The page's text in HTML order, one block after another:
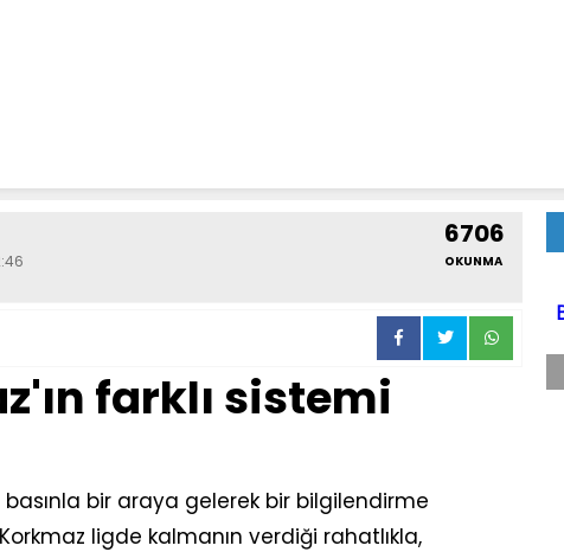
6706
OKUNMA
farklı sistemi
basınla bir araya gelerek bir bilgilendirme
ligde kalmanın verdiği rahatlıkla,